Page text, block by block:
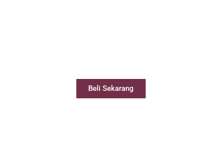
Beli Sekarang